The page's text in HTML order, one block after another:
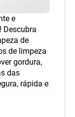
e
Descubra
de
de limpeza
gordura,
das
rápida e